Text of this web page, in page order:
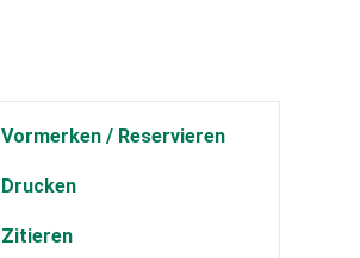
Vormerken
Drucken
Zitieren